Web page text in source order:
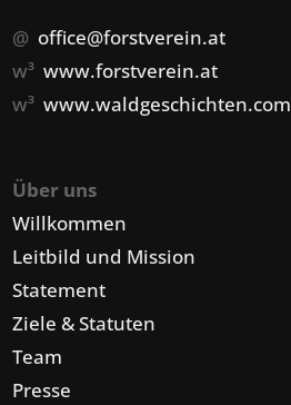
@ office@forstverein.at
w³www.forstverein.at
w³www.waldgeschichten.com
Über uns
Willkommen
Leitbild und Mission
Statement
Ziele & Statuten
Team
Presse